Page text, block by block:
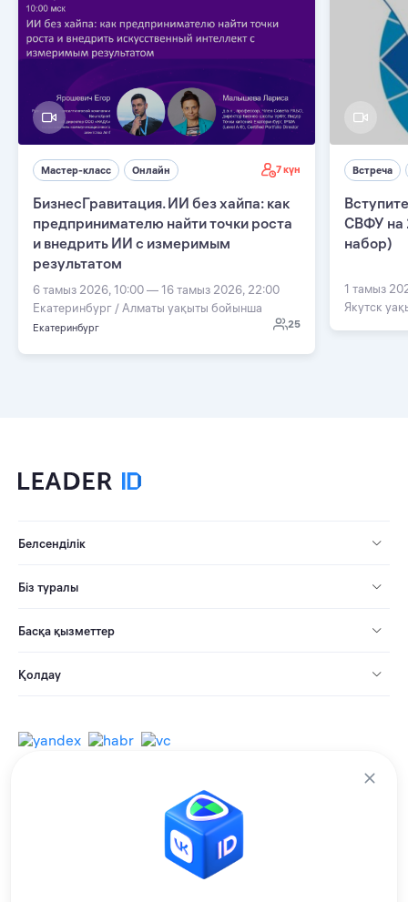
Мастер-класс Онлайн 7 күн
БизнесГравитация. ИИ без хайпа: как
предпринимателю найти точки роста
и внедрить ИИ с измеримым
результатом
6 тамыз 2026, 10:00 — 16 тамыз 2026, 22:00
Екатеринбург / Алматы уақыты бойынша
Екатеринбург 25
Встреча
СВФУ на
набор)
1 тамыз
Якутск
Белсенділік
Біз туралы
Басқа қызметтер
Қолдау
© 2013-2026 Барлық құқықтар қорғалған.
Жеке деректерді өңдеу саясаты